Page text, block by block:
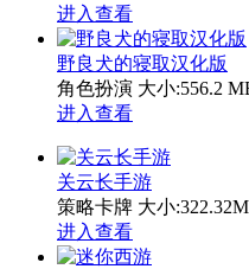
进入查看
野良犬的寝取汉化版
角色扮演 大小:556.2
进入查看
关云长手游
策略卡牌 大小
进入查看